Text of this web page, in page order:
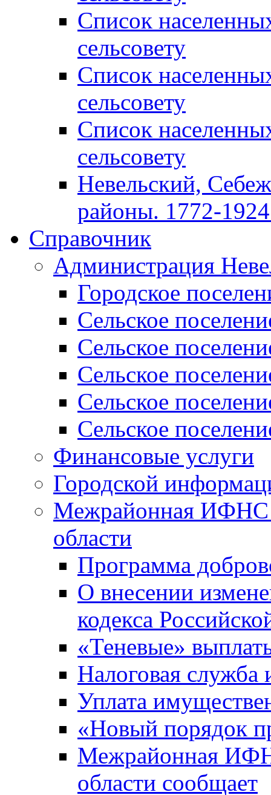
Список
сельсовету
Список
сельсовету
Список
сельсовету
Невельский,
районы. 1772-1924
Справочник
Администрация
Городское
Сельское
Сельское
Сельское
Сельское
Сельское
Финансовые услуги
Городской
Межрайонная ИФНС
области
Программа
О внесении
кодекса
«Теневые»
Налоговая служба
Уплата
«Новый порядок
Межрайонная
области сообщает